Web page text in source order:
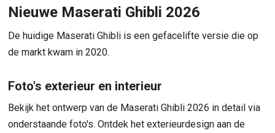
Nieuwe Maserati Ghibli 2026
De huidige Maserati Ghibli is een gefacelifte versie die op
de markt kwam in 2020.
Foto's exterieur en interieur
Bekijk het ontwerp van de Maserati Ghibli 2026 in detail via
onderstaande foto's. Ontdek het exterieurdesign aan de